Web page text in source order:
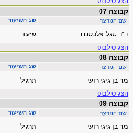
קבוצה 07
שיעור ד"ר סגל אלכסנדר
הצג סילבוס
קבוצה 08
תרגיל מר בן גיגי רועי
הצג סילבוס
קבוצה 09
תרגיל מר בן גיגי רועי